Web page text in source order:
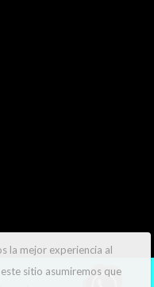
la mejor experiencia al
sitio asumiremos que